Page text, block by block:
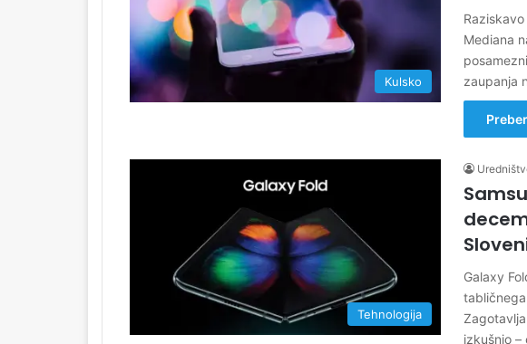
Kulsko
Mediana
zaupanja
Tehnologija
Galaxy
izkušnjo